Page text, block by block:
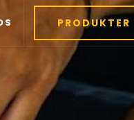
PRODUKTER